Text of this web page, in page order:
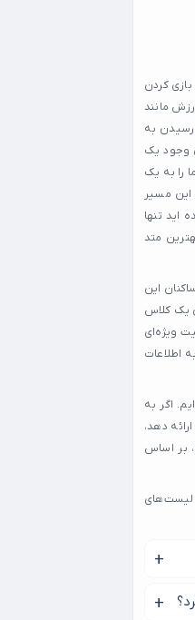
کردن
مانند
رسیدن به
وجود یک
را به یک
مسیر
اید تنها
متد
این
یک کلاس
ویژه‌ای
اطلاعات
اگر به
دهد،
بر اساس
لیست‌های